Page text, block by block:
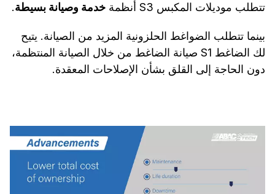
تتطلب موديلات المكبس S3 أنظمة
خدمة وصيانة بسيطة.
بينما تتطلب الضواغط الحلزونية المزيد من الصيانة. يتيح
لك الضاغط S1 صيانة الضاغط من خلال الصيانة المنتظمة،
دون الحاجة إلى القلق بشأن الإصلاحات المعقدة.